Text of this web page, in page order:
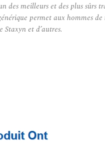
meilleurs et des plus sûrs
permet aux hommes
et d’autres.